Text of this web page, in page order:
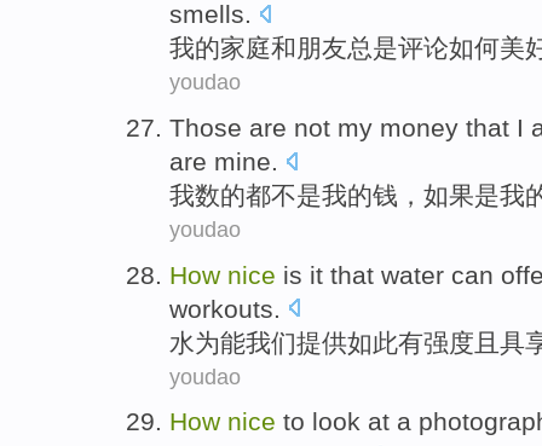
smells.
我的家庭和 朋友总是评论如何美
youdao
Those are not my money that I
are mine.
我数的都不是我的钱 ， 如果是我
youdao
How nice is it that water can
workouts.
水为能我们提供如此有强度 且 具
youdao
How nice to look at a